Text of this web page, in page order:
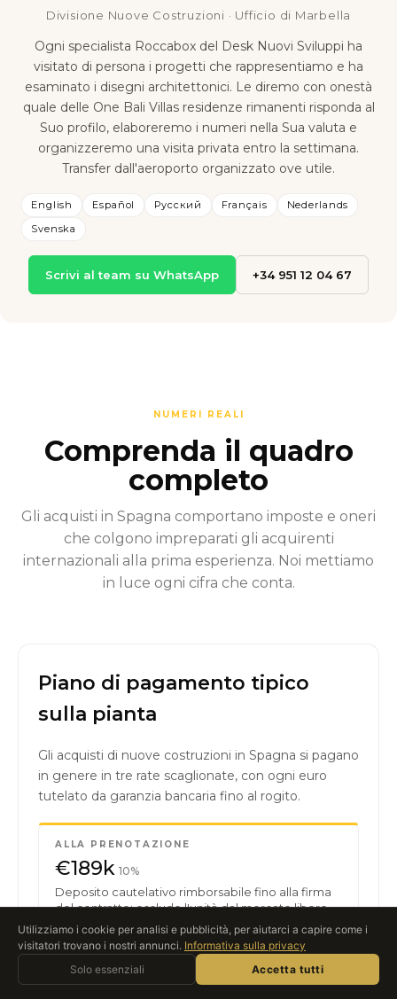
Divisione Nuove Costruzioni · Ufficio di Marbella
Ogni specialista Roccabox del Desk Nuovi Sviluppi ha
visitato di persona i progetti che rappresentiamo e ha
esaminato i disegni architettonici. Le diremo con onestà
quale delle One Bali Villas residenze rimanenti risponda al
Suo profilo, elaboreremo i numeri nella Sua valuta e
organizzeremo una visita privata entro la settimana.
Transfer dall'aeroporto organizzato ove utile.
English Español Русский Français
Nederlands
Svenska
Scrivi al team su WhatsApp +34 951 12 04 67
NUMERI REALI
Comprenda il quadro
completo
Gli acquisti in Spagna comportano imposte e oneri
che colgono impreparati gli acquirenti
internazionali alla prima esperienza. Noi mettiamo
in luce ogni cifra che conta.
Piano di pagamento tipico
sulla pianta
Gli acquisti di nuove costruzioni in Spagna si pagano
in genere in tre rate scaglionate, con ogni euro
tutelato da garanzia bancaria fino al rogito.
ALLA PRENOTAZIONE
€189k 10%
Deposito cautelativo rimborsabile fino alla firma
del contratto; esclude l'unità dal mercato libero.
FIRMA DEL CONTRATTO
€378k 20%
Chiedi a Roccabox
ASSISTENTE AI · IN TEMPO REALE
Utilizziamo i cookie per analisi e pubblicità, per aiutarci a capire come i
visitatori trovano i nostri annunci. Informativa sulla privacy
Solo essenziali
Accetta tutti